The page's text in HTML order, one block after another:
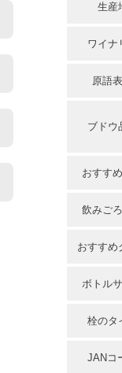
生産
ワイナ
原語
ブドウ
おすす
飲みご
おすすめ
ボトル
栓のタ
JANコ